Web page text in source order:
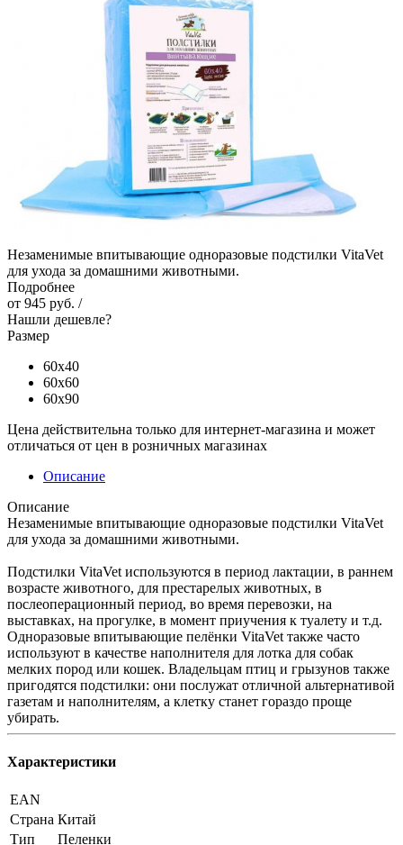
Незаменимые впитывающие одноразовые подстилки VitaVet
для ухода за домашними животными.
Подробнее
от 945 руб. /
Нашли дешевле?
Размер
60х40
60х60
60х90
Цена действительна только для интернет-магазина и может
отличаться от цен в розничных магазинах
Описание
Описание
Незаменимые впитывающие одноразовые подстилки VitaVet
для ухода за домашними животными.
Подстилки VitaVet используются в период лактации, в раннем
возрасте животного, для престарелых животных, в
послеоперационный период, во время перевозки, на
выставках, на прогулке, в момент приучения к туалету и т.д.
Одноразовые впитывающие пелёнки VitaVet также часто
используют в качестве наполнителя для лотка для собак
мелких пород или кошек. Владельцам птиц и грызунов также
пригодятся подстилки: они послужат отличной альтернативой
газетам и наполнителям, а клетку станет гораздо проще
убирать.
Характеристики
EAN
Страна Китай
Тип
Пеленки